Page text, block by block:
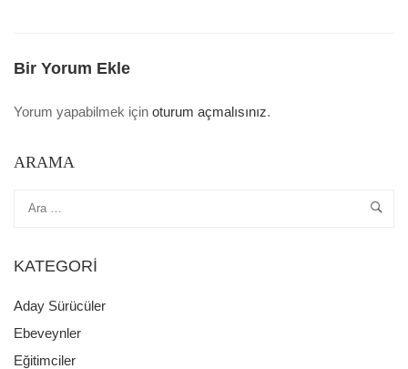
Bir Yorum Ekle
Yorum yapabilmek için oturum açmalısınız.
ARAMA
KATEGORI
Aday Sürücüler
Ebeveynler
Eğitimciler